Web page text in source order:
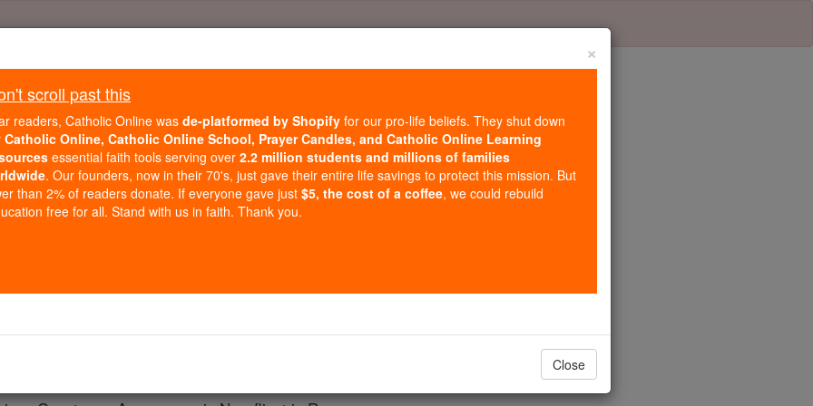
Daily Reading for Thursday, October ...
of the Rosary
Die Sprüche - Kapitel 20
Rowdy ; unklug ist jemand wen verführt .
×
scroll past this
readers, Catholic Online was de-platformed by Shopify for our pro-life beliefs. They shut down
Catholic Online, Catholic Online School, Prayer Candles, and Catholic Online Learning
essential faith tools serving over 2.2 million students and millions of families
. Our founders, now in their 70's, just gave their entire life savings to protect this mission. But
than 2% of readers donate. If everyone gave just $5, the cost of a coffee, we could rebuild
free for all. Stand with us in faith. Thank you.
Close